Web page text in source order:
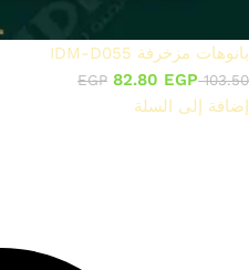
بانوهات مزخرفة IDM-D055
103.50
EGP 82.80 EGP
إضافة إلى السلة